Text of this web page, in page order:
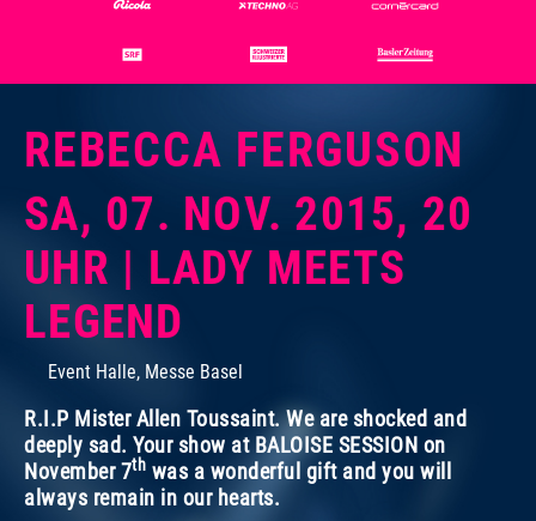
REBECCA FERGUSON
SA, 07. NOV. 2015, 20
UHR | LADY MEETS
LEGEND
Event Halle, Messe Basel
R.I.P Mister Allen Toussaint. We are shocked and
deeply sad. Your show at BALOISE SESSION on
November 7th was a wonderful gift and you will
always remain in our hearts.